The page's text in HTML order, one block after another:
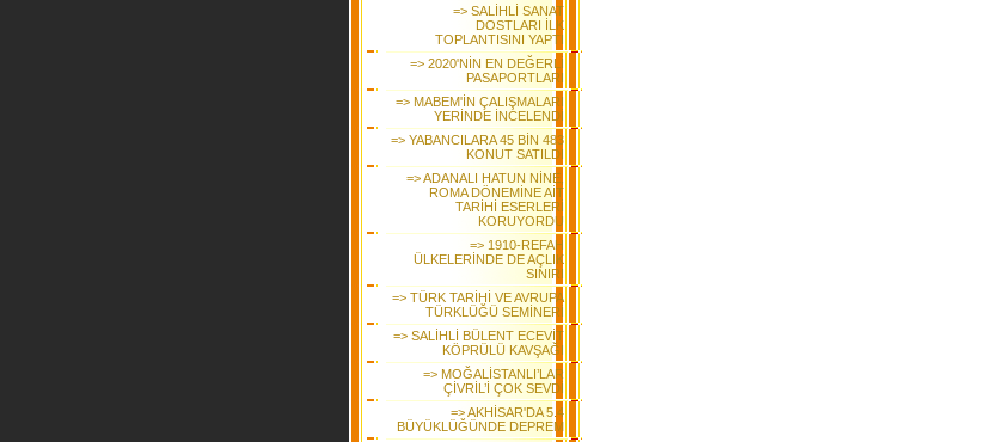
=> SALİHLİ SANAT
DOSTLARI İLK
TOPLANTISINI YAPTI
=> 2020'NİN EN DEĞERLİ
PASAPORTLARI
=> MABEM'İN ÇALIŞMALARI
YERİNDE İNCELENDİ
=> YABANCILARA 45 BİN 483
KONUT SATILDI
=> ADANALI HATUN NİNE,
ROMA DÖNEMİNE AİT
TARİHİ ESERLERİ
KORUYORDU
=> 1910-REFAH
ÜLKELERİNDE DE AÇLIK
SINIRI
=> TÜRK TARİHİ VE AVRUPA
TÜRKLÜĞÜ SEMİNERİ
=> SALİHLİ BÜLENT ECEVİT
KÖPRÜLÜ KAVŞAĞI
=> MOĞALİSTANLI’LAR
ÇİVRİL’İ ÇOK SEVDİ
=> AKHİSAR'DA 5.4
BÜYÜKLÜĞÜNDE DEPREM